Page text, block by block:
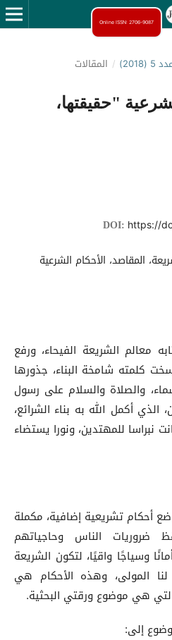
Online ISSN: 2706-9087
/ المقالات
"حقيقتها،
DOI: https://
المقاصد، الأحكام الشرعية
معالم الشريعة الفيحاء، ورفع
كلمته شامخة البناء، جذورها
والصلاة والسلام على رسول
الذي أكمل الله به بناء الشرائع،
نبراسا للمهتدين، ونورا يستضاء
أحكام تشريعية إضافية، مكملة
ضروريات الناس وحاجياتهم
وسياجًا واقيًا، لتكون الشريعة
المولى، وهذه الأحكام هي
هي موضوع ورقتي البحثية.
إلى: